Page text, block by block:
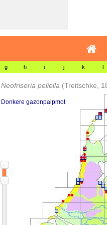
g h i j k l
Neofriseria peliella (Treitschke,
Donkere gazonpalpmot